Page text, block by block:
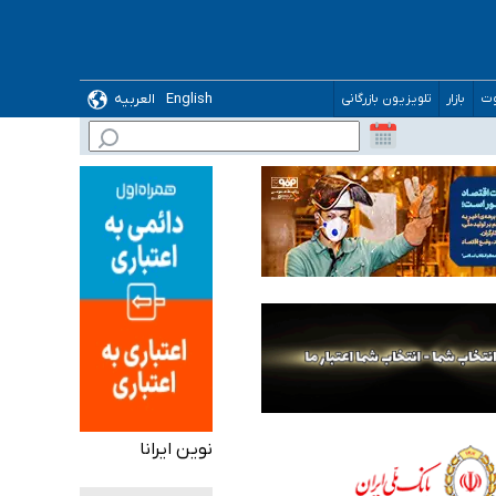
بازار تلویزیون بازرگانی English
العربیه
می‌شود
نوین ایرانا